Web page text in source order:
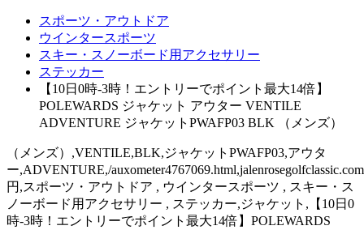
スポーツ・アウトドア
ウインタースポーツ
スキー・スノーボード用アクセサリー
ステッカー
【10日0時-3時！エントリーでポイント最大14倍】
POLEWARDS ジャケット アウター VENTILE
ADVENTURE ジャケットPWAFP03 BLK （メンズ）
（メンズ）,VENTILE,BLK,ジャケットPWAFP03,アウタ
ー,ADVENTURE,/
円,スポーツ・アウトドア , ウインタースポーツ , スキー・ス
ノーボード用アクセサリー , ステッカー,ジャケット,【10日0
時-3時！エントリーでポイント最大14倍】POLEWARDS